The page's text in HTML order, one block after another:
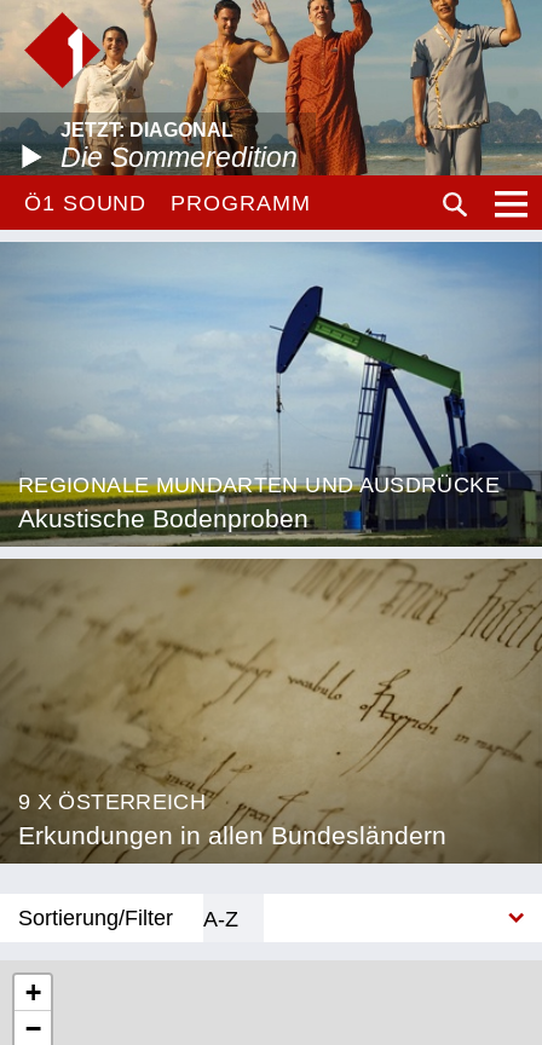
JETZT: DIAGONAL
Die Sommeredition
Ö1 SOUND PROGRAMM
REGIONALE MUNDARTEN UND AUSDRÜCKE
Akustische Bodenproben
9 X ÖSTERREICH
Erkundungen in allen Bundesländern
Sortierung/Filter
A-Z
+
−